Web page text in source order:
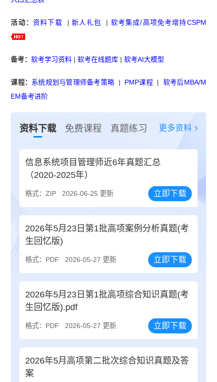
活动： 资料下载 |新人礼包 | 软考集成/高项免考增持CSPM
备考：软考学习资料 |软考在线题库 |软考AI大模型
课程： 系统规划与管理师备考策略 | PMP课程| 软考后MBA/M
EM备考进阶
资料下载 免费课程 真题练习 更多资料
信息系统项目管理师近6年真题汇总
（2020-2025年）
格式：ZIP 2026-06-25 更新 立即下载
2026年5月23日第1批高项案例分析真题(考
生回忆版)
格式：PDF 2026-05-27 更新 立即下载
2026年5月23日第1批高项综合知识真题(考
生回忆版).pdf
格式：PDF 2026-05-27 更新 立即下载
2026年5月高项第二批次综合知识真题及答
案